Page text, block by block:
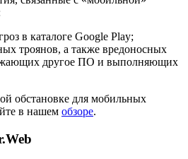
в каталоге Google Play;
троянов, а также вредоносных
другое ПО и выполняющих
обстановке для мобильных
в нашем обзоре.